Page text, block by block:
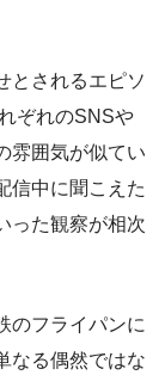
とされるエピソ
ぞれのSNSや
雰囲気が似てい
信中に聞こえた
った観察が相次
のフライパンに
なる偶然ではな